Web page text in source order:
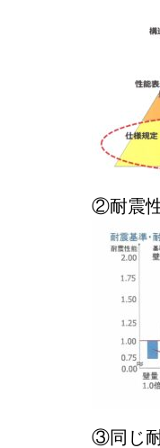
②耐震
③同じ